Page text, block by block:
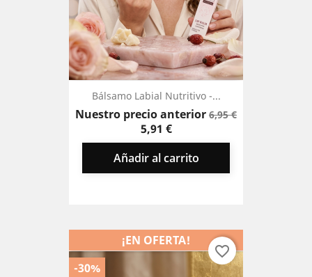
Bálsamo Labial Nutritivo -...
Nuestro precio anteriorPrecio
6,95 €Precio
5,91 €
Añadir al carrito
¡EN OFERTA!
-30%
favorite_border